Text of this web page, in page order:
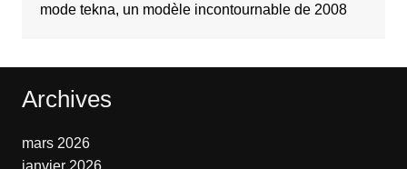
mode tekna, un modèle incontournable de 2008
Archives
mars 2026
janvier 2026